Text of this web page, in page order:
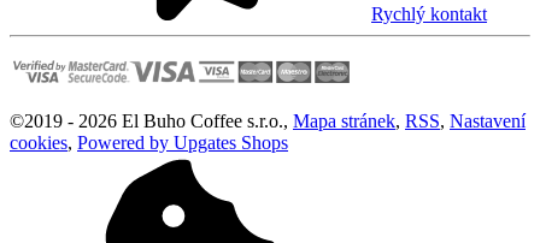
Rychlý kontakt
©2019 - 2026 El Buho Coffee s.r.o., Mapa stránek, RSS, Nastavení
cookies, Powered by Upgates Shops